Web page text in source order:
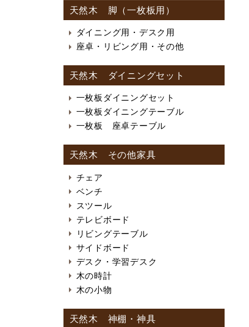
天然木 脚（一枚板用）
ダイニング用・デスク用
座卓・リビング用・その他
天然木 ダイニングセット
一枚板ダイニングセット
一枚板ダイニングテーブル
一枚板 座卓テーブル
天然木 その他家具
チェア
ベンチ
スツール
テレビボード
リビングテーブル
サイドボード
デスク・学習デスク
木の時計
木の小物
天然木 神棚・神具